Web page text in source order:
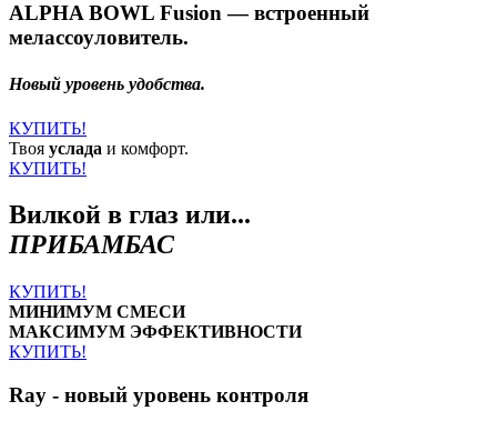
ALPHA BOWL Fusion — встроенный
мелассоуловитель.
Новый уровень удобства.
КУПИТЬ!
Твоя услада и комфорт.
КУПИТЬ!
Вилкой в глаз или...
ПРИБАМБАС
КУПИТЬ!
МИНИМУМ СМЕСИ
МАКСИМУМ ЭФФЕКТИВНОСТИ
КУПИТЬ!
Ray - новый уровень контроля